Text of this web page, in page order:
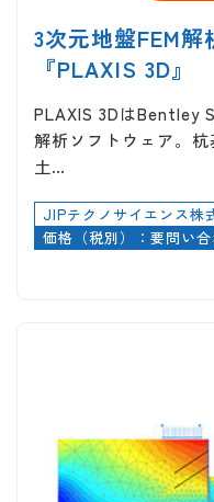
3次元地盤FEM
『PLAXIS 3D』
PLAXIS 3DはBentley
解析ソフトウェア。
土…
JIPテクノサイエンス株
価格（税別）：要問い合